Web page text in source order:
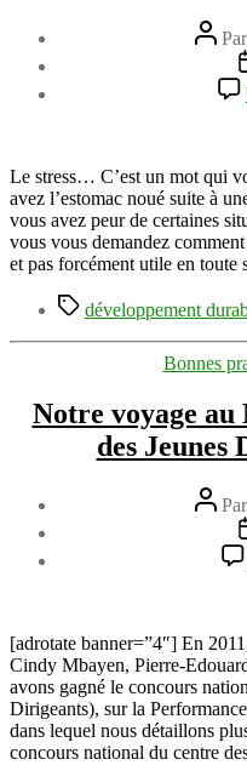
Auteur
de
Par
de
Le stress… C’est un mot qui
avez l’estomac noué suite à
vous avez peur de certaines
vous vous demandez
et pas forcément utile en
Étiquettes
développement
Bonnes
Notre voyage
des Jeunes
Auteur
de
Par
de
[adrotate banner=”4″] En
Cindy Mbayen, Pierre-
avons gagné le concours
Dirigeants), sur la
dans lequel nous détaillons
concours national du centre